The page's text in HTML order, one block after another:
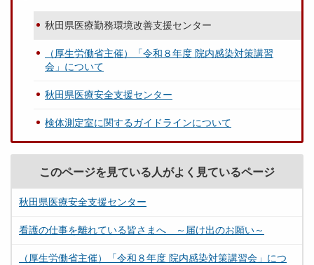
秋田県医療勤務環境改善支援センター
（厚生労働省主催）「令和８年度 院内感染対策講習
会」について
秋田県医療安全支援センター
検体測定室に関するガイドラインについて
このページを見ている人がよく見ているページ
秋田県医療安全支援センター
看護の仕事を離れている皆さまへ ～届け出のお願い～
（厚生労働省主催）「令和８年度 院内感染対策講習会」につ